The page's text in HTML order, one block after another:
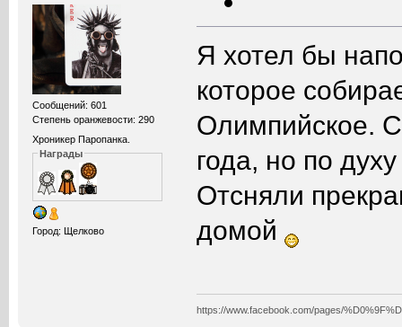
Сообщений: 601
Степень оранжевости: 290
Хроникер Паропанка.
Награды
Город: Щелково
Я хотел бы
которое
Олимпийское.
года, но по
Отсняли
домой
https://www.facebook.com/pages/